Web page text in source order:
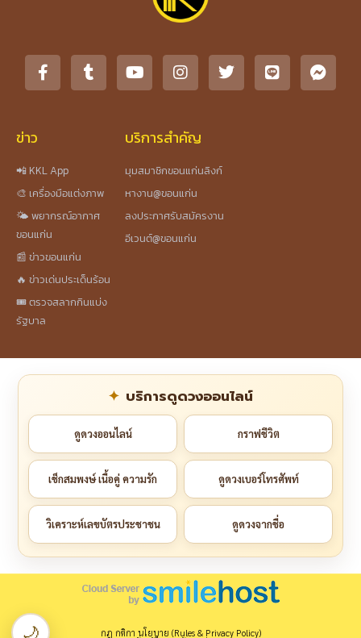
ข่าว
📲 KKL App
🎨 เครื่องมือแต่งภาพ
🌤️ พยากรณ์อากาศ
ขอนแก่น
📰 ข่าวขอนแก่น
🔥 ข่าวเด่นประเด็นร้อน
🎟️ ตรวจสลากกินแบ่ง
รัฐบาล
บริการสำคัญ
มุมสมาชิกขอนแก่นลิงก์
หางาน@ขอนแก่น
ลงประกาศรับสมัครงาน
อีเวนต์@ขอนแก่น
บริการดูดวงออนไลน์
ดูดวงออนไลน์ กราฟชีวิต
เช็กสมพงษ์ เนื้อคู่ ความรัก ดูดวงเบอร์โทรศัพท์
วิเคราะห์เลขบัตรประชาชน ดูดวงจากชื่อ
กฎ กติกา นโยบาย (Rules & Privacy Policy)
🌙